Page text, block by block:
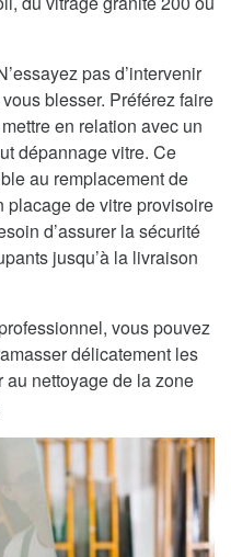
pas d’intervenir
blesser. Préférez faire
en relation avec un
dépannage vitre. Ce
au remplacement de
placage de vitre provisoire
d’assurer la sécurité
jusqu’à la livraison
vous pouvez
délicatement les
nettoyage de la zone